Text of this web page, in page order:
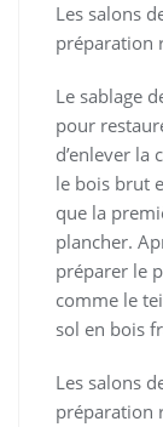
Les salons
préparation
Le sablage
pour
d’enlever
le bois brut
que la
plancher.
préparer le
comme le
sol en bois
Les salons
préparation